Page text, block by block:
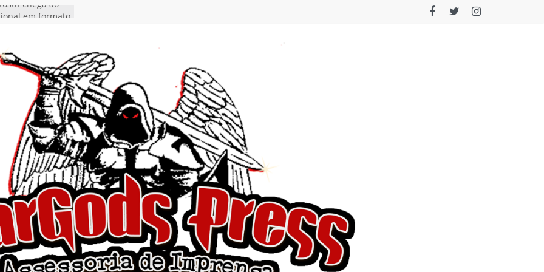
chega ao
show em
Autoral” e
do novo single
de uma
do EP
I Begin”
o single “Keep
e detalha
álbum
detalha a
Rig” definitivo
Hell’s Heroes